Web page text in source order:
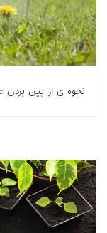
این مطلب به
نحوه ی از بین